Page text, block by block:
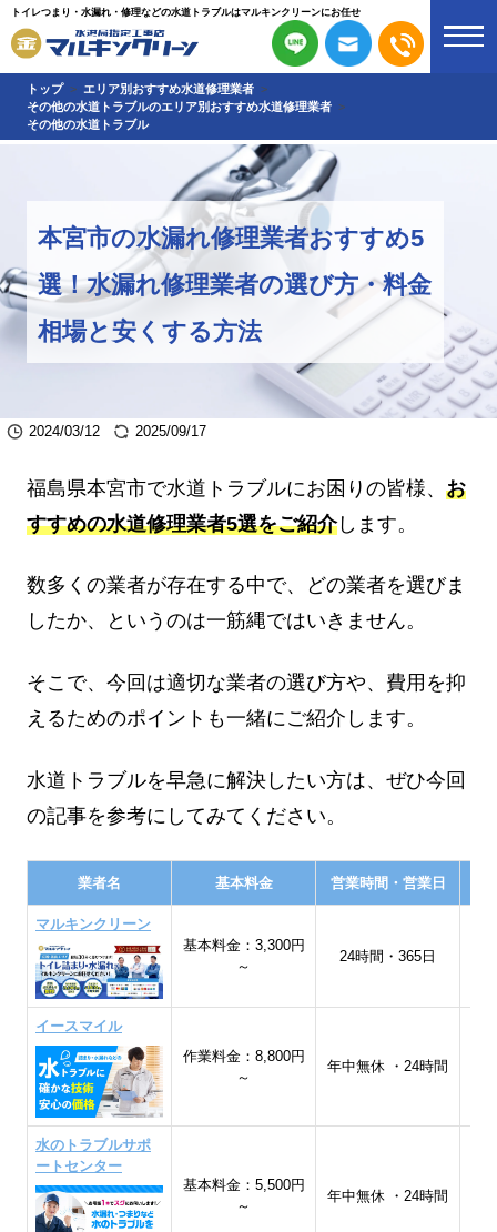
トイレつまり・水漏れ・修理などの水道トラブルはマルキンクリーンにお任せ
トップ
エリア別おすすめ水道修理業者
その他の水道トラブルのエリア別おすすめ水道修理業者
その他の水道トラブル
本宮市の水漏れ修理業者おすすめ5
選！水漏れ修理業者の選び方・料金
相場と安くする方法
2024/03/12 2025/09/17
福島県本宮市で水道トラブルにお困りの皆様、 お
すすめの水道修理業者5選をご紹介します。
数多くの業者が存在する中で、どの業者を選びま
したか、というのは一筋縄ではいきません。
そこで、今回は適切な業者の選び方や、費用を抑
えるためのポイントも一緒にご紹介します。
水道トラブルを早急に解決したい方は、ぜひ今回
の記事を参考にしてみてください。
業者名 基本料金 営業時間・営業日
マルキンクリーン
基本料金：3,300円
～
24時間・365日
イースマイル
作業料金：8,800円
～
年中無休 ・24時間
水のトラブルサポ
ートセンター
基本料金：5,500円
～
年中無休 ・24時間